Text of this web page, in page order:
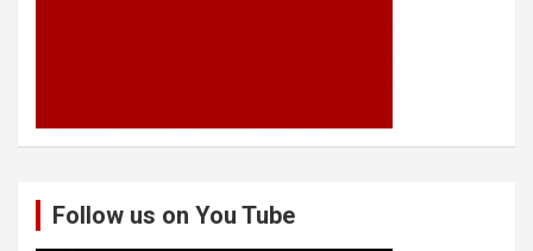
Follow us on You Tube